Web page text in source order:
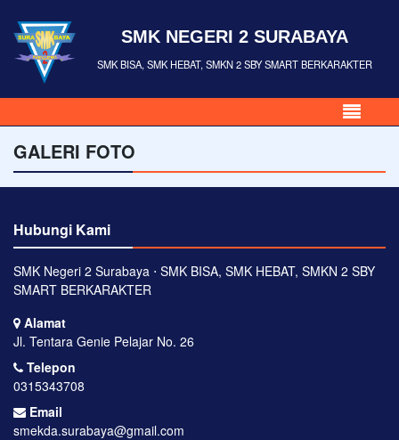
SMK NEGERI 2 SURABAYA
SMK BISA, SMK HEBAT, SMKN 2 SBY SMART BERKARAKTER
GALERI FOTO
Hubungi Kami
SMK Negeri 2 Surabaya ⋅ SMK BISA, SMK HEBAT, SMKN 2 SBY
SMART BERKARAKTER
Alamat
Jl. Tentara Genie Pelajar No. 26
Telepon
0315343708
Email
smekda.surabaya@gmail.com